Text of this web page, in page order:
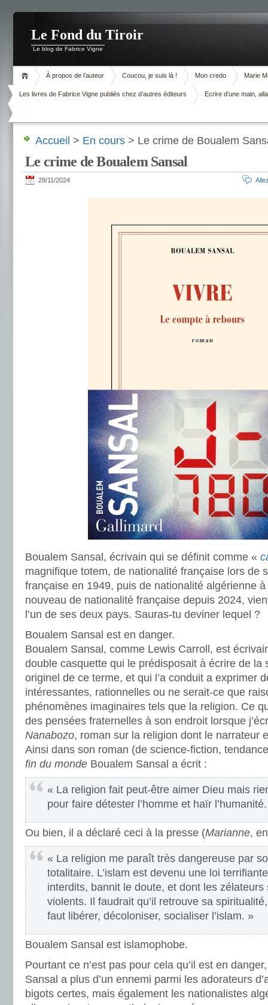
Le Fond du Tiroir
Le blog de Fabrice Vigne
À propos de l’auteur Coucou, je suis là ! Mon credo Marie
Les livres de Fabrice Vigne publiés chez d’autres éditeurs Ecrire d’une main,
Accueil > En cours > Le crime de Boualem
Le crime de Boualem Sansal
28/11/2024
Boualem Sansal, écrivain qui se définit comme «
magnifique totem, de nationalité française lors de
française en 1949, puis de nationalité algérienne
nouveau de nationalité française depuis 2024,
l’un de ses deux pays. Sauras-tu deviner lequel ?
Boualem Sansal est en danger.
Boualem Sansal, comme Lewis Carroll, est
double casquette qui le prédisposait à écrire de la
originel de ce terme, et qui l’a conduit a exprimer
intéressantes, rationnelles ou ne serait-ce que
phénomènes imaginaires tels que la religion. Ce
des pensées fraternelles à son endroit lorsque
Nanabozo, roman sur la religion dont le narrateur
Ainsi dans son roman (de science-fiction,
fin du monde Boualem Sansal a écrit :
« La religion fait peut-être aimer Dieu mais
pour faire détester l’homme et haïr
Ou bien, il a déclaré ceci à la presse (Marianne,
« La religion me paraît très dangereuse par
totalitaire. L’islam est devenu une loi
interdits, bannit le doute, et dont les
violents. Il faudrait qu’il retrouve sa
faut libérer, décoloniser, socialiser l’islam. »
Boualem Sansal est islamophobe.
Pourtant ce n’est pas pour cela qu’il est en
Sansal a plus d’un ennemi parmi les adorateurs
bigots certes, mais également les nationalistes